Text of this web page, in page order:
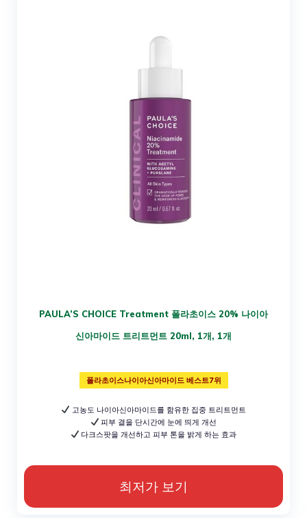
PAULA’S CHOICE Treatment 폴라초이스 20% 나이아
신아마이드 트리트먼트 20ml, 1개, 1개
폴라초이스나이아신아마이드 베스트7위
고농도 나이아신아마이드를 함유한 집중 트리트먼트
피부 결을 단시간에 눈에 띄게 개선
다크스팟을 개선하고 피부 톤을 밝게 하는 효과
최저가 보기